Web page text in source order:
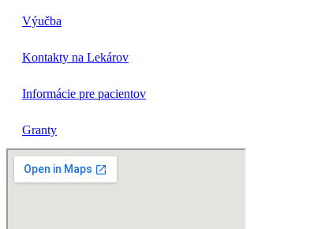
Výučba
Kontakty na Lekárov
Informácie pre pacientov
Granty